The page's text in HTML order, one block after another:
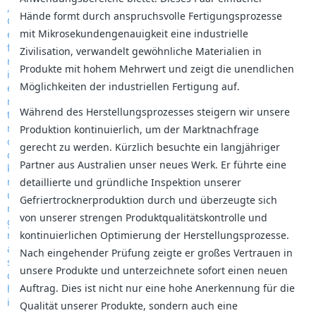
Hände formt durch anspruchsvolle Fertigungsprozesse
mit Mikrosekundengenauigkeit eine industrielle
Zivilisation, verwandelt gewöhnliche Materialien in
Produkte mit hohem Mehrwert und zeigt die unendlichen
Möglichkeiten der industriellen Fertigung auf.
Während des Herstellungsprozesses steigern wir unsere
Produktion kontinuierlich, um der Marktnachfrage
gerecht zu werden. Kürzlich besuchte ein langjähriger
Partner aus Australien unser neues Werk. Er führte eine
detaillierte und gründliche Inspektion unserer
Gefriertrocknerproduktion durch und überzeugte sich
von unserer strengen Produktqualitätskontrolle und
kontinuierlichen Optimierung der Herstellungsprozesse.
Nach eingehender Prüfung zeigte er großes Vertrauen in
unsere Produkte und unterzeichnete sofort einen neuen
Auftrag. Dies ist nicht nur eine hohe Anerkennung für die
Qualität unserer Produkte, sondern auch eine